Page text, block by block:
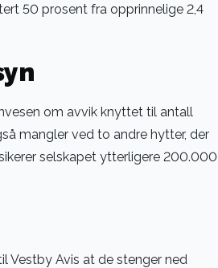
50 prosent fra opprinnelige 2,4
om avvik knyttet til antall
mangler ved to andre hytter, der
selskapet ytterligere 200.000
Vestby Avis at de stenger ned